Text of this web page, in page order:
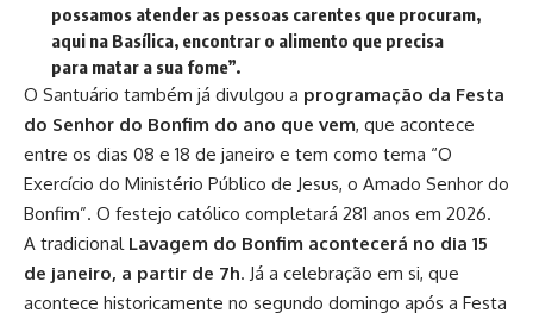
possamos atender as pessoas carentes que procuram,
aqui na Basílica, encontrar o alimento que precisa
para matar a sua fome”.
O Santuário também já divulgou a programação da Festa
do Senhor do Bonfim do ano que vem, que acontece
entre os dias 08 e 18 de janeiro e tem como tema “O
Exercício do Ministério Público de Jesus, o Amado Senhor do
Bonfim”. O festejo católico completará 281 anos em 2026.
A tradicionalLavagem do Bonfim acontecerá no dia 15
de janeiro, a partir de 7h. Já a celebração em si, que
acontece historicamente no segundo domingo após a Festa